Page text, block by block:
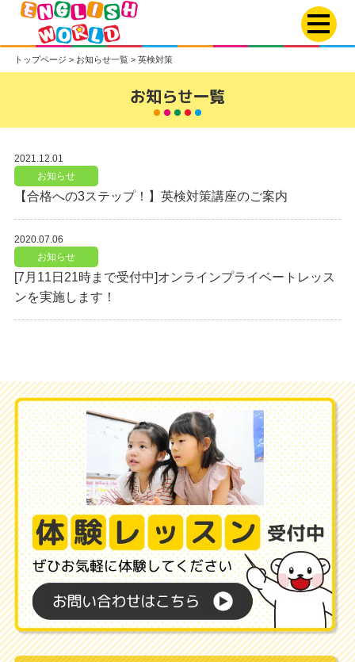
トップページ > お知らせ一覧> 英検対策
お知らせ一覧
2021.12.01
お知らせ
【合格への3ステップ！】英検対策講座のご案内
2020.07.06
お知らせ
[7月11日21時まで受付中]オンラインプライベートレッス
ンを実施します！